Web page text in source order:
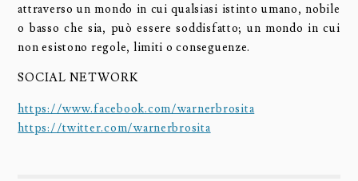
attraverso un mondo in cui qualsiasi istinto umano, nobile
o basso che sia, può essere soddisfatto; un mondo in cui
non esistono regole, limiti o conseguenze.
SOCIAL NETWORK
https://www.facebook.com/warnerbrosita
https://twitter.com/warnerbrosita